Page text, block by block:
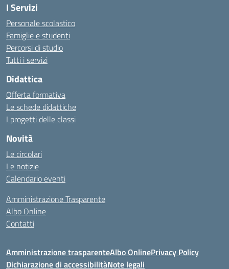
I Servizi
Personale scolastico
Famiglie e studenti
Percorsi di studio
Tutti i servizi
Didattica
Offerta formativa
Le schede didattiche
I progetti delle classi
Novità
Le circolari
Le notizie
Calendario eventi
Amministrazione Trasparente
Albo Online
Contatti
Amministrazione trasparenteAlbo OnlinePrivacy Policy
Dichiarazione di accessibilitàNote legali